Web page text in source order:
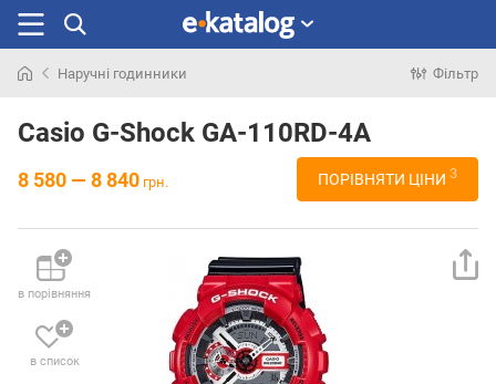
раніше
Наручні годинники Фільтр
Casio G-Shock GA-110RD-4A
8 580 — 8 840 грн. ПОРІВНЯТИ ЦІНИ 3
в порівняння
в список